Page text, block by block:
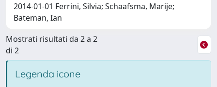
2014-01-01 Ferrini, Silvia; Schaafsma, Marije;
Bateman, Ian
Mostrati risultati da 2 a 2
di 2
Legenda icone